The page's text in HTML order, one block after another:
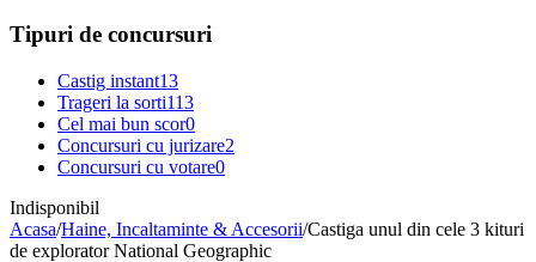
Tipuri de concursuri
Castig instant13
Trageri la sorti113
Cel mai bun scor0
Concursuri cu jurizare2
Concursuri cu votare0
Indisponibil
Acasa/Haine, Incaltaminte & Accesorii/Castiga unul din cele 3 kituri
de explorator National Geographic